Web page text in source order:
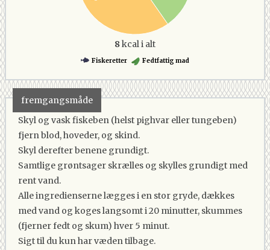
8kcal i alt
Fiskeretter Fedtfattig mad
fremgangsmåde
Skyl og vask fiskeben (helst pighvar eller tungeben)
fjern blod, hoveder, og skind.
Skyl derefter benene grundigt.
Samtlige grøntsager skrælles og skylles grundigt med
rent vand.
Alle ingredienserne lægges i en stor gryde, dækkes
med vand og koges langsomt i 20 minutter, skummes
(fjerner fedt og skum) hver 5 minut.
Sigt til du kun har væden tilbage.